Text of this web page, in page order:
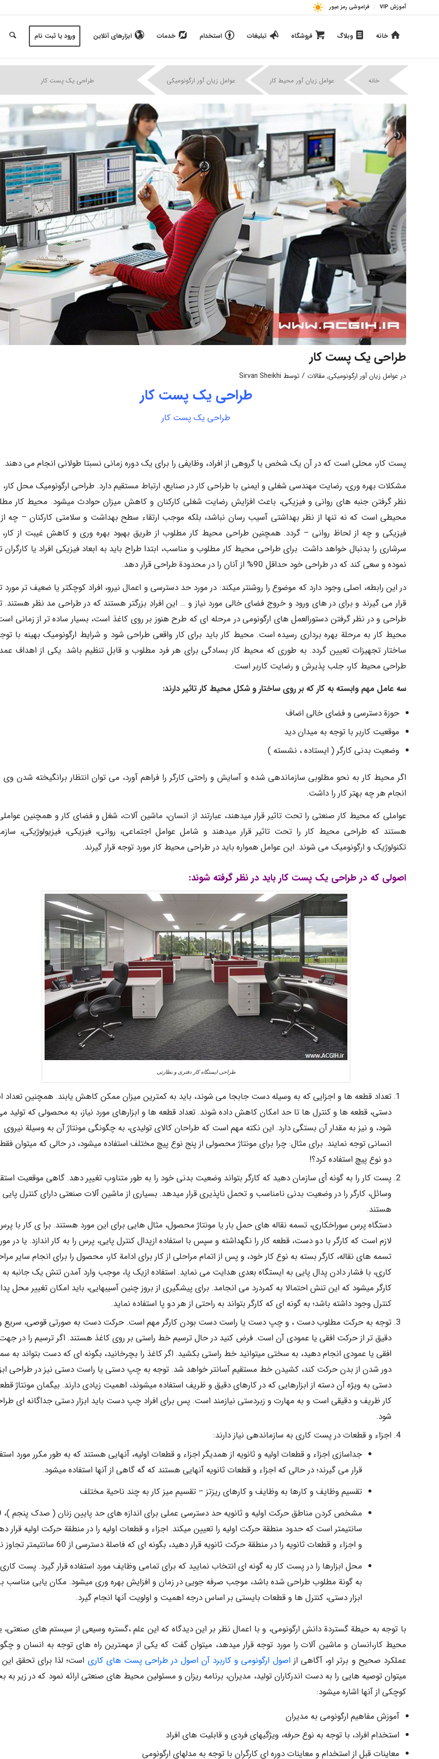
آموزش VIP فراموشی رمز عبور
خانه وبلاگ فروشگاه تبلیغات استخدام خدمات ابزارهای آنلاین ورود یا ثبت نام
خانه عوامل زیان آور محیط کار | عوامل زیان آور ارگونومیکی طراحی یک پست کار
طراحی یک پست کار
در عوامل زیان آور ارگونومیکی,مقالات / توسط Sirvan Sheikhi
طراحی یک پست کار
طراحی یک پست کار
پست کار، محلی است که در آن یک شخص یا گروهی از افراد، وظایفی را برای یک دوره زمانی نسبتا طولانی انجام می دهند.
مشکلات بهره وری، رضایت مهندسی شغلی و ایمنی با طراحی کار در صنایع، ارتباط مستقیم دارد. طراحی ارگونومیک محل کار،
نظر گرفتن جنبه های روانی و فیزیکی، باعث افزایش رضایت شغلی کارکنان و کاهش میزان حوادث میشود. محیط کار
محیطی است که نه تنها از نظر بهداشتی آسیب رسان نباشد، بلکه موجب ارتقاء سطح بهداشت و سلامتی کارکنان – چه
فیزیکی و چه از لحاظ روانی – گردد. همچنین طراحی محیط کار مطلوب از طریق بهبود بهره وری و کاهش غیبت از
سرشاری را بدنبال خواهد داشت. برای طراحی محیط کار مطلوب و مناسب، ابتدا طراح باید به ابعاد فیزیکی افراد یا کارگران
نموده و سعی کند که در طراحی خود حداقل 90% از آنان را در محدودة طراحی قرار دهد.
در این رابطه، اصلی وجود دارد که موضوع را روشنتر میکند: در مورد حد دسترسی و اعمال نیرو، افراد کوچکتر یا ضعیف تر مورد
قرار می گیرند و برای در های ورود و خروج فضای خالی مورد نیاز و … این افرادِ بزرگتر هستند که در طراحی مد نظر هستند.
طراحی و در نظر گرفتن دستورالعمل های ارگونومی در مرحله ای که طرح هنوز بر روی کاغذ است، بسیار ساده تر از زمانی
محیط کار به مرحلة بهره برداری رسیده است. محیط کار باید برای کار واقعی طراحی شود و شرایط ارگونومیک بهینه با
ساختار تجهیزات تعیین گردد. به طوری که محیط کار بسادگی برای هر فرد مطلوب و قابل تنظیم باشد. یکی از اهداف
طراحی محیط کار، جلب پذیرش و رضایت کاربر است.
سه عامل مهم وابسته به کار که بر روی ساختار و شکل محیط کار تاثیر دارند:
حوزة دسترسی و فضای خالی اضاف
موقعیت کاربر با توجه به میدان دید
وضعیت بدنی کارگر ( ایستاده ، نشسته )
اگر محیط کار به نحو مطلوبی سازماندهی شده و آسایش و راحتی کارگر را فراهم آورد، می توان انتظار برانگیخته شدن وی
انجام هر چه بهتر کار را داشت.
عواملی که محیط کار صنعتی را تحت تاثیر قرار میدهند، عبارتند از: انسان، ماشین آلات، شغل و فضای کار و همچنین
هستند که طراحی محیط کار را تحت تاثیر قرار میدهند و شامل عوامل اجتماعی، روانی، فیزیکی، فیزیولوژیکی،
تکنولوژیک و ارگونومیک می شوند. این عوامل همواره باید در طراحی محیط کار مورد توجه قرار گیرند.
اصولی که در طراحی یک پست کار باید در نظر گرفته شوند:
طراحی ایستگاه کار دفتری و نظارتی
تعداد قطعه ها و اجزایی که به وسیله دست جابجا می شوند، باید به کمترین میزان ممکن کاهش یابند. همچنین تعداد
دستی، قطعه ها و کنترل ها تا حد امکان کاهش داده شوند. تعداد قطعه ها و ابزارهای مورد نیاز، به محصولی که تولید
شود، و نیز به مقدار آن بستگی دارد. این نکته مهم است که طراحان کالای تولیدی، به چگونگی مونتاژ آن به وسیلة نیروی
انسانی توجه نمایند. برای مثال: چرا برای مونتاژ محصولی از پنج نوع پیچ مختلف استفاده میشود، در حالی که میتوان
دو نوع پیچ استفاده کرد؟!
پست کار را به گونه أی سازمان دهید که کارگر بتواند وضعیت بدنی خود را به طور متناوب تغییر دهد. گاهی موقعیت
وسائل، کارگر را در وضعیت بدنی نامناسب و تحمل ناپذیری قرار میدهد. بسیاری از ماشین آلات صنعتی دارای کنترل پایی
هستند.
دستگاه پرس سوراخکاری، تسمه نقاله های حمل بار یا مونتاژ محصول، مثال هایی برای این مورد هستند. برا ی کار با
لازم است که کارگر با دو دست، قطعه کار را نگهداشته و سپس با استفاده ازپدال کنترل پایی، پرس را به کار اندازد. یا در
تسمه های نقاله، کارگر بسته به نوع کار خود، و پس از اتمام مراحلی از کار برای ادامة کار، محصول را برای انجام سایر
کاری، با فشار دادن پدال پایی به ایستگاه بعدی هدایت می نماید. استفاده ازیک پا، موجب وارد آمدن تنش یک جانبه
کارگر میشود که این تنش احتمالا به کمردرد می انجامد. برای پیشگیری از بروز چنین آسیبهایی، باید امکان تغییر محل
کنترل وجود داشته باشد؛ به گونه ای که کارگر بتواند به راحتی از هر دو پا استفاده نماید.
توجه به حرکت مطلوب دست ، و چپ دست یا راست دست بودن کارگر مهم است. حرکت دست به صورتی قوصی، سریع
دقیق تر از حرکت افقی یا عمودی آن است. فرض کنید در حال ترسیم خط راستی بر روی کاغذ هستند. اگر ترسیم را در
افقی یا عمودی انجام دهید، به سختی میتوانید خط راستی بکشید. اگر کاغذ را بچرخانید، بگونه ای که دست بتواند به
دور شدن از بدن حرکت کند، کشیدن خط مستقیم آسانتر خواهد شد. توجه به چپ دستی یا راست دستی نیز در طراحی
دستی به ویژه آن دسته از ابزارهایی که در کارهای دقیق و ظریف استفاده میشوند، اهمیت زیادی دارند. بیگمان مونتاژ
کار ظریف و دقیقی است و به مهارت و زبردستی نیازمند است. پس برای افراد چپ دست باید ابزار دستی جداگانه ای
شود.
اجزاء و قطعات در پست کاری به سازماندهی نیاز دارند:
جداسازی اجزاء و قطعات اولیه و ثانویه از همدیگر اجزاء و قطعات اولیه، آنهایی هستند که به طور مکرر مورد
قرار می گیرند؛ در حالی که اجزاء و قطعات ثانویه آنهایی هستند که گه گاهی از آنها استفاده میشود.
تقسیم وظایف و کارها به وظایف و کارهای ریزتز – تقسیم میز کار به چند ناحیة مختلف
مشخص
سانتیمتر است که حدود منطقة حرکت اولیه را تعیین میکند. اجزاء و قطعات اولیه را در منطقة حرکت اولیه قرار
و اجزاء و قطعات ثانویه را در منطقة حرکت ثانویه قرار دهید، بگونه ای که فاصلة دسترسی از 60 سانتیمتر تجاوز نکند.
محل ابزارها را در پست کار به گونه ای انتخاب نمایید که برای تمامی وظایف مورد استفاده قرار گیرد. پست
به گونة مطلوب طراحی شده باشد، موجب صرفه جویی در زمان و افزایش بهره وری میشود. مکان یابی مناسب
ابزار دستی، کنترل ها و قطعات بایستی بر اساس درجه اهمیت و اولویت آنها انجام گیرد.
با توجه به حیطة گستردة دانش ارگونومی، و با اعمال نظر بر این دیدگاه که این علم ،گستره وسیعی از سیستم های صنعتی،
محیط کار،انسان و ماشین آلات را مورد توجه قرار میدهد، میتوان گفت که یکی از مهمترین راه های توجه به انسان و
عملکرد صحیح و برتر او، آگاهی ازاصول ارگونومی و کاربرد آن اصول در طراحی پست های کاری است؛ لذا برای تحقق
میتوان توصیه هایی را به دست اندرکاران تولید، مدیران، برنامه ریزان و مسئولین محیط های صنعتی ارائه نمود که در زیر
کوچکی از آنها اشاره میشود:
آموزش مفاهیم ارگونومی به مدیران
استخدام افراد، با توجه به نوع حرفه، ویژگیهای فردی و قابلیت های افراد
معاینات قبل از استخدام و معاینات دوره ای کارگران با توجه به مدلهای ارگونومی